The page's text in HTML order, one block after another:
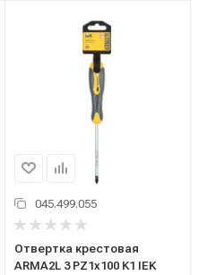
045.499.055
Отвертка крестовая
ARMA2L 3 PZ1х100 K1 IEK